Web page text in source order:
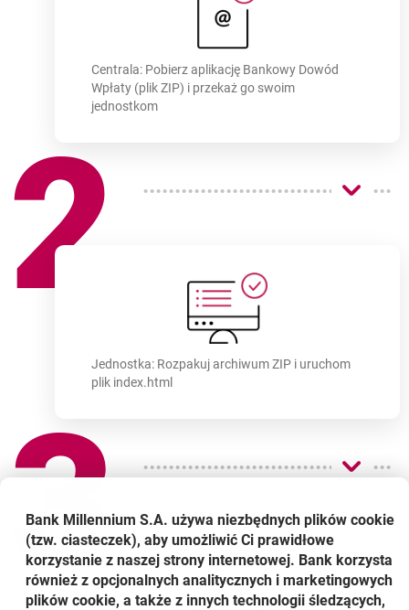
Centrala: Pobierz aplikację Bankowy Dowód
Wpłaty (plik ZIP) i przekaż go swoim
jednostkom
2
Jednostka: Rozpakuj archiwum ZIP i uruchom
plik index.html
3
Bank Millennium S.A. używa niezbędnych plików cookie
(tzw. ciasteczek), aby umożliwić Ci prawidłowe
korzystanie z naszej strony internetowej. Bank korzysta
również z opcjonalnych analitycznych i marketingowych
plików cookie, a także z innych technologii śledzących,